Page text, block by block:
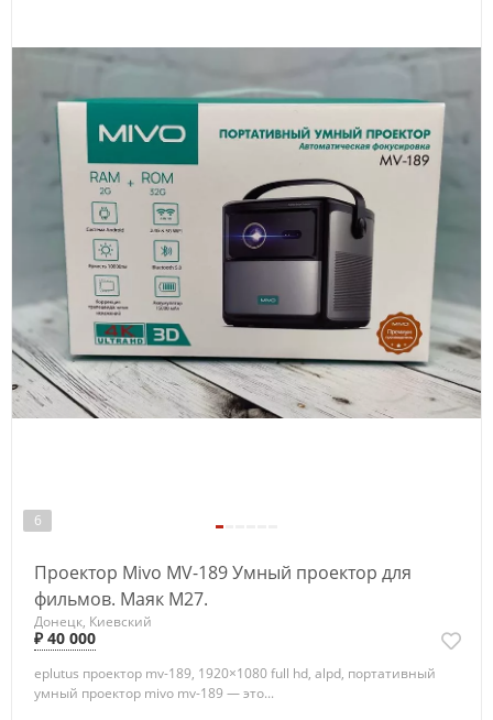
6
Проектор Mivo MV-189 Умный проектор для
фильмов. Маяк М27.
Донецк, Киевский
₽ 40 000
eplutus проектор mv-189, 1920×1080 full hd, alpd, портативный
умный проектор mivo mv-189 — это...